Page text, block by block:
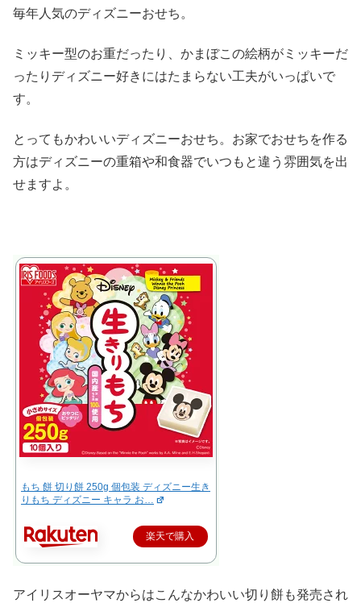
毎年人気のディズニーおせち。
ミッキー型のお重だったり、かまぼこの絵柄がミッキーだ
ったりディズニー好きにはたまらない工夫がいっぱいで
す。
とってもかわいいディズニーおせち。お家でおせちを作る
方はディズニーの重箱や和食器でいつもと違う雰囲気を出
せますよ。
もち 餅 切り餅 250g 個包装 ディズニー生き
りもち ディズニー キャラ お…
楽天で購入
アイリスオーヤマからはこんなかわいい切り餅も発売され